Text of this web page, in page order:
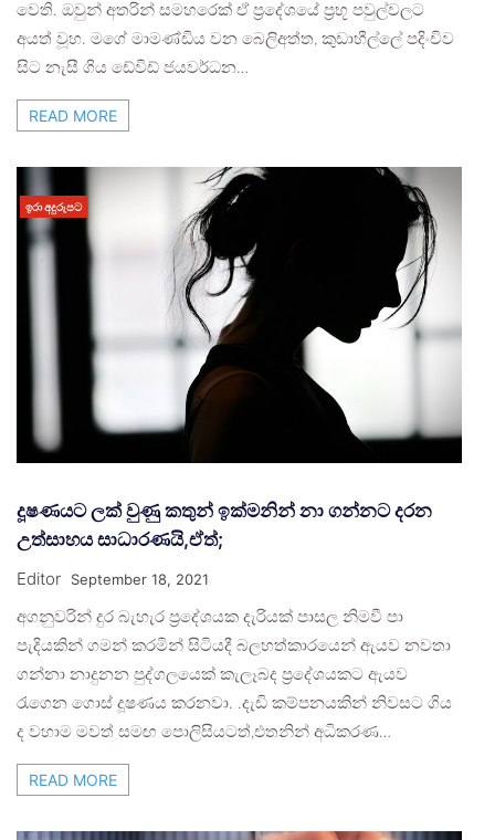
වෙති. ඔවුන් අතරින් සමහරෙක් ඒ ප්‍රදේශයේ ප්‍රභූ පවුල්වලට
අයත් වූහ. මගේ මාමණ්ඩිය වන බෙලිඅත්ත, කුඩාහීල්ලේ පදිංචිව
සිට නැසී ගිය ඩේවිඩ් ජයවර්ධන…
READ MORE
ඉරා අදුරුපට
දූෂණයට ලක් වුණු කතුන් ඉක්මනින් නා ගන්නට දරන
උත්සාහය සාධාරණයි,ඒත්;
Editor September 18, 2021
අගනුවරින් දුර බැහැර ප්‍රදේශයක දැරියක් පාසල නිමවී පා
පැදියකින් ගමන් කරමින් සිටියදී බලහත්කාරයෙන් ඇයව නවතා
ගන්නා නාදුනන පුද්ගලයෙක් කැලෑබද ප්‍රදේශයකට ඇයව
රැගෙන ගොස් දූෂණය කරනවා. .දැඩි කම්පනයකින් නිවසට ගිය
ද වහාම මවත් සමඟ පොලිසියටත්,එතනින් අධිකරණ…
READ MORE